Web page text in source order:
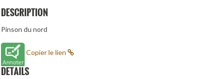
DESCRIPTION
Pinson du nord
Copier le lien
DETAILS